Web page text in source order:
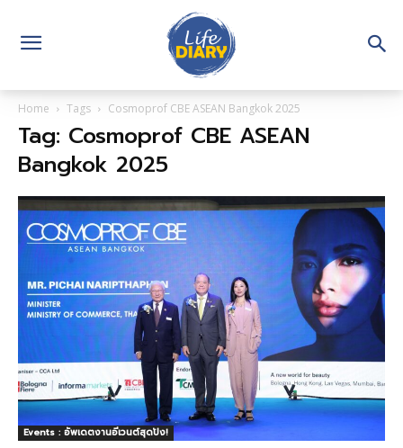
Home Tags Cosmoprof CBE ASEAN Bangkok 2025
Tag: Cosmoprof CBE ASEAN
Bangkok 2025
Events : อัพเดตงานอีเวนต์สุดปัง!